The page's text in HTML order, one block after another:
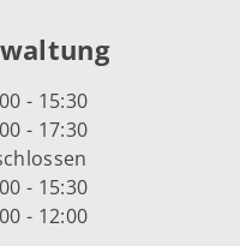
- 15:30
- 17:30
- 15:30
- 12:00